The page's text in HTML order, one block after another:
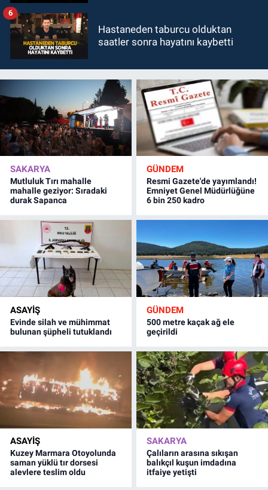
Hastaneden taburcu olduktan
saatler sonra hayatını kaybetti
6
SAKARYA
Mutluluk Tırı mahalle
mahalle geziyor: Sıradaki
durak Sapanca
GÜNDEM
Resmi Gazete'de yayımlandı!
Emniyet Genel Müdürlüğüne
6 bin 250 kadro
ASAYİŞ
Evinde silah ve mühimmat
bulunan şüpheli tutuklandı
GÜNDEM
500 metre kaçak ağ ele
geçirildi
ASAYİŞ
Kuzey Marmara Otoyolunda
saman yüklü tır dorsesi
alevlere teslim oldu
SAKARYA
Çalıların arasına sıkışan
balıkçıl kuşun imdadına
itfaiye yetişti